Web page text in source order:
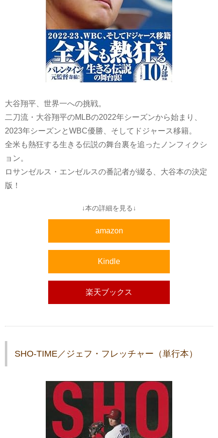
大谷翔平、世界一への挑戦。
二刀流・大谷翔平のMLBの2022年シーズンから始まり、
2023年シーズンとWBC優勝、そしてドジャース移籍。
全米も熱狂する生きる伝説の舞台裏を追ったノンフィクシ
ョン。
ロサンゼルス・エンゼルスの番記者が綴る、大谷本の決定
版！
↓本の詳細を見る↓
amazon
Kindle
楽天ブックス
SHO-TIME／ジェフ・フレッチャー（単行本）